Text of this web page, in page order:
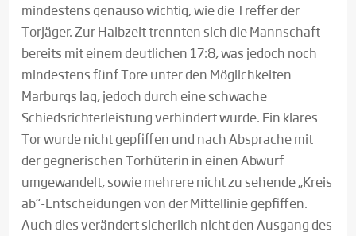
mindestens genauso wichtig, wie die Treffer der
Torjäger. Zur Halbzeit trennten sich die Mannschaft
bereits mit einem deutlichen 17:8, was jedoch noch
mindestens fünf Tore unter den Möglichkeiten
Marburgs lag, jedoch durch eine schwache
Schiedsrichterleistung verhindert wurde. Ein klares
Tor wurde nicht gepfiffen und nach Absprache mit
der gegnerischen Torhüterin in einen Abwurf
umgewandelt, sowie mehrere nicht zu sehende „Kreis
ab“-Entscheidungen von der Mittellinie gepfiffen.
Auch dies verändert sicherlich nicht den Ausgang des